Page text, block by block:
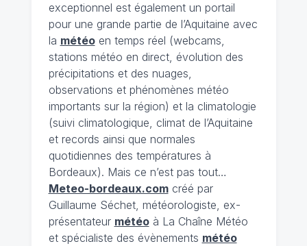
exceptionnel est également un portail
pour une grande partie de l’Aquitaine avec
la météoen temps réel (webcams,
stations météo en direct, évolution des
précipitations et des nuages,
observations et phénomènes météo
importants sur la région) et la climatologie
(suivi climatologique, climat de l’Aquitaine
et records ainsi que normales
quotidiennes des températures à
Bordeaux). Mais ce n’est pas tout…
Meteo-bordeaux.comcréé par
Guillaume Séchet, météorologiste, ex-
présentateur météoà La Chaîne Météo
et spécialiste des évènements météo